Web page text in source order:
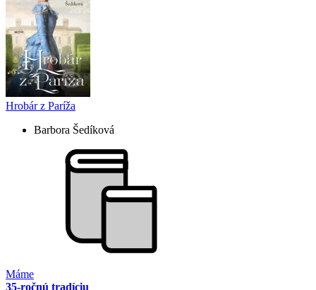
Hrobár z Paríža
Barbora Šedíková
Máme
35-ročnú tradíciu